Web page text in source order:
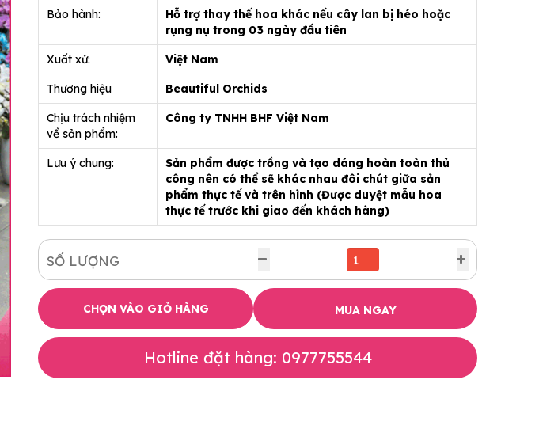
Bảo hành:
Hỗ trợ thay thế hoa khác nếu cây lan bị héo hoặc
rụng nụ trong 03 ngày đầu tiên
Xuất xứ: Việt Nam
Thương hiệu Beautiful Orchids
Chịu trách nhiệm
về sản phẩm:
Công ty TNHH BHF Việt Nam
Lưu ý chung:
Sản phẩm được trồng và tạo dáng hoàn toàn thủ
công nên có thể sẽ khác nhau đôi chút giữa sản
phẩm thực tế và trên hình (Được duyệt mẫu hoa
thực tế trước khi giao đến khách hàng)
SỐ LƯỢNG
CHỌN VÀO GIỎ HÀNG MUA NGAY
Hotline đặt hàng: 0977755544